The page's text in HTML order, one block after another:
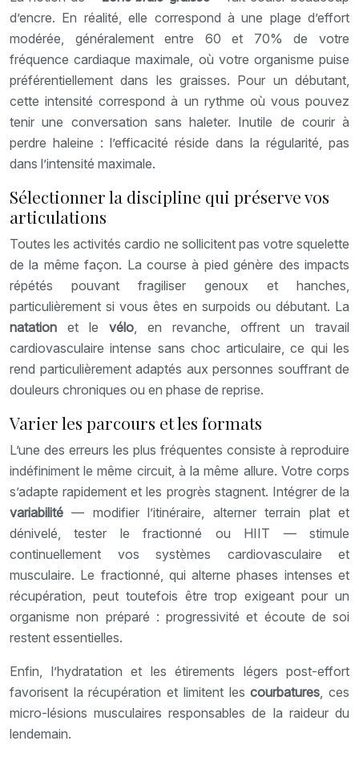
d’encre. En réalité, elle correspond à une plage d’effort
modérée, généralement entre 60 et 70% de votre
fréquence cardiaque maximale, où votre organisme puise
préférentiellement dans les graisses. Pour un débutant,
cette intensité correspond à un rythme où vous pouvez
tenir une conversation sans haleter. Inutile de courir à
perdre haleine : l’efficacité réside dans la régularité, pas
dans l’intensité maximale.
Sélectionner la discipline qui préserve vos
articulations
Toutes les activités cardio ne sollicitent pas votre squelette
de la même façon. La course à pied génère des impacts
répétés pouvant fragiliser genoux et hanches,
particulièrement si vous êtes en surpoids ou débutant. La
natation et le vélo , en revanche, offrent un travail
cardiovasculaire intense sans choc articulaire, ce qui les
rend particulièrement adaptés aux personnes souffrant de
douleurs chroniques ou en phase de reprise.
Varier les parcours et les formats
L’une des erreurs les plus fréquentes consiste à reproduire
indéfiniment le même circuit, à la même allure. Votre corps
s’adapte rapidement et les progrès stagnent. Intégrer de la
variabilité — modifier l’itinéraire, alterner terrain plat et
dénivelé, tester le fractionné ou HIIT — stimule
continuellement vos systèmes cardiovasculaire et
musculaire. Le fractionné, qui alterne phases intenses et
récupération, peut toutefois être trop exigeant pour un
organisme non préparé : progressivité et écoute de soi
restent essentielles.
Enfin, l’hydratation et les étirements légers post-effort
favorisent la récupération et limitent lescourbatures , ces
micro-lésions musculaires responsables de la raideur du
lendemain.